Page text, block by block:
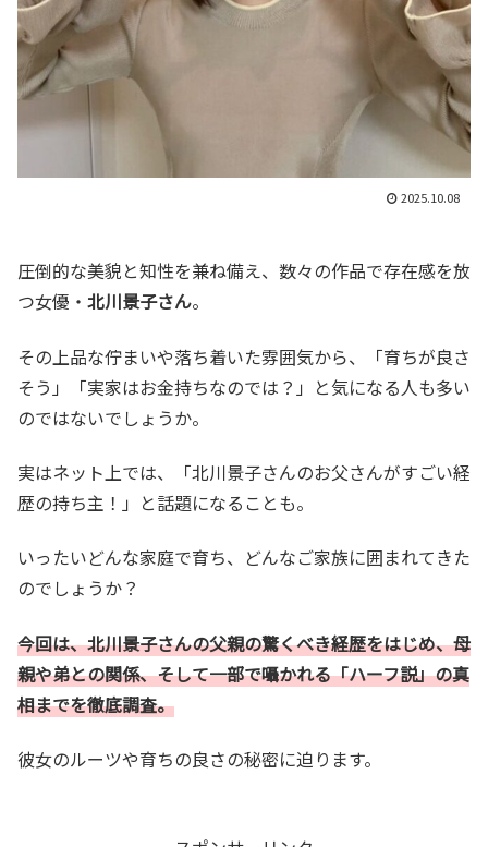
2025.10.08
圧倒的な美貌と知性を兼ね備え、数々の作品で存在感を放
つ女優・ 北川景子さん。
その上品な佇まいや落ち着いた雰囲気から、「育ちが良さ
そう」「実家はお金持ちなのでは？」と気になる人も多い
のではないでしょうか。
実はネット上では、「北川景子さんのお父さんがすごい経
歴の持ち主！」と話題になることも。
いったいどんな家庭で育ち、どんなご家族に囲まれてきた
のでしょうか？
今回は、北川景子さんの父親の驚くべき経歴をはじめ、母
親や弟との関係、そして一部で囁かれる「ハーフ説」の真
相までを徹底調査。
彼女のルーツや育ちの良さの秘密に迫ります。